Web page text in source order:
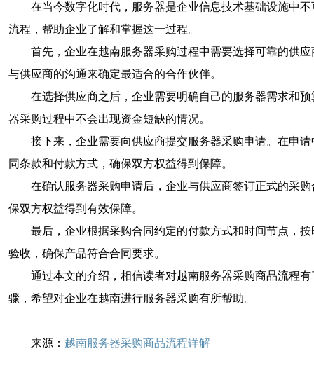
在当今数字化时代，服务器是企业信息技术基础设施中
流程，帮助企业了解和掌握这一过程。
首先，企业在越南服务器采购过程中需要选择可靠的供
与供应商的沟通来确定最适合的合作伙伴。
在选择供应商之后，企业需要明确自己的服务器需求和
器采购过程中不会出现资金短缺的情况。
接下来，企业需要向供应商提交服务器采购申请。在申
同条款和付款方式，确保双方权益得到保障。
在确认服务器采购申请后，企业与供应商签订正式的采
保双方权益得到有效保障。
最后，企业根据采购合同约定的付款方式和时间节点，
验收，确保产品符合合同要求。
通过本文的介绍，相信读者对越南服务器采购商品流程
骤，希望对企业在越南进行服务器采购有所帮助。
来源： 越南服务器采购商品流程详解